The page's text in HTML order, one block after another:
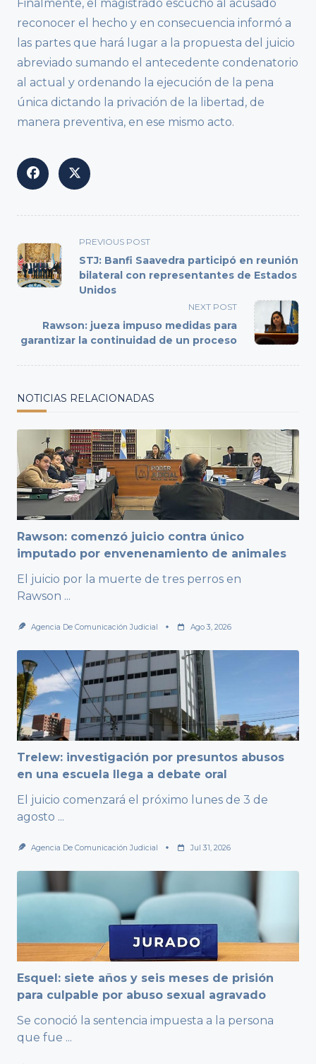
Finalmente, el magistrado escuchó al acusado
reconocer el hecho y en consecuencia informó a
las partes que hará lugar a la propuesta del juicio
abreviado sumando el antecedente condenatorio
al actual y ordenando la ejecución de la pena
única dictando la privación de la libertad, de
manera preventiva, en ese mismo acto.
<span
class="nav-
subtitle
screen-
text">Page</span>
PREVIOUS POST
STJ: Banfi Saavedra participó en reunión
bilateral con representantes de Estados
Unidos
NEXT POST
Rawson: jueza impuso medidas para
garantizar la continuidad de un proceso
NOTICIAS RELACIONADAS
Rawson: comenzó juicio contra único
imputado por envenenamiento de animales
El juicio por la muerte de tres perros en
Rawson ...
Agencia De Comunicación Judicial Ago 3, 2026
Trelew: investigación por presuntos abusos
en una escuela llega a debate oral
El juicio comenzará el próximo lunes de 3 de
agosto ...
Agencia De Comunicación Judicial Jul 31, 2026
Esquel: siete años y seis meses de prisión
para culpable por abuso sexual agravado
Se conoció la sentencia impuesta a la persona
que fue ...